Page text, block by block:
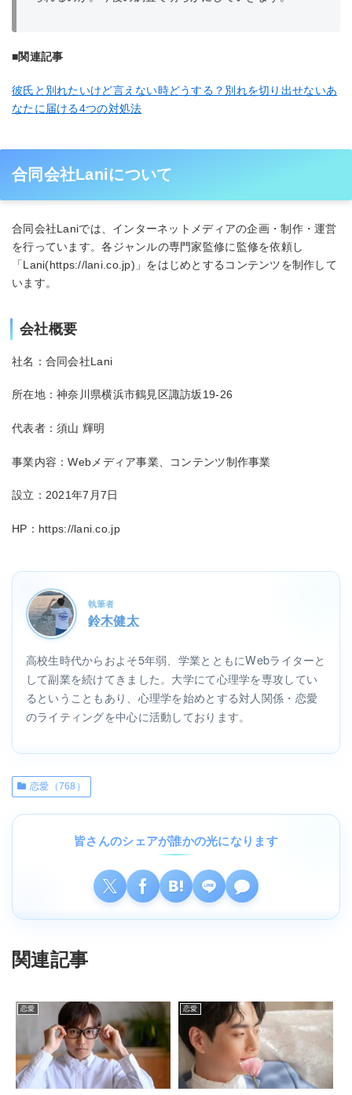
■関連記事
彼氏と別れたいけど言えない時どうする？別れを切り出せないあ
なたに届ける4つの対処法
合同会社Laniについて
合同会社Laniでは、インターネットメディアの企画・制作・運営
を行っています。各ジャンルの専門家監修に監修を依頼し
「Lani(https://lani.co.jp)」をはじめとするコンテンツを制作して
います。
会社概要
社名：合同会社Lani
所在地：神奈川県横浜市鶴見区諏訪坂19-26
代表者：須山 輝明
事業内容：Webメディア事業、コンテンツ制作事業
設立：2021年7月7日
HP：https://lani.co.jp
執筆者
鈴木健太
高校生時代からおよそ5年弱、学業とともにWebライターと
して副業を続けてきました。大学にて心理学を専攻してい
るということもあり、心理学を始めとする対人関係・恋愛
のライティングを中心に活動しております。
恋愛（768）
皆さんのシェアが誰かの光になります
関連記事
恋愛 恋愛